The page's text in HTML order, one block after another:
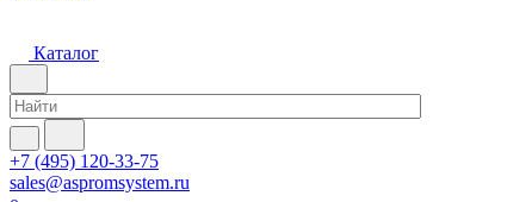
Каталог
+7 (495) 120-33-75
sales@aspromsystem.ru